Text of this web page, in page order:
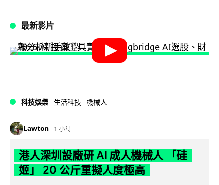
最新影片
科技娛樂 生活科技 機械人
Lawton 1 小時
港人深圳設廠研 AI 成人機械人 「硅
姬」 20 公斤重擬人度極高